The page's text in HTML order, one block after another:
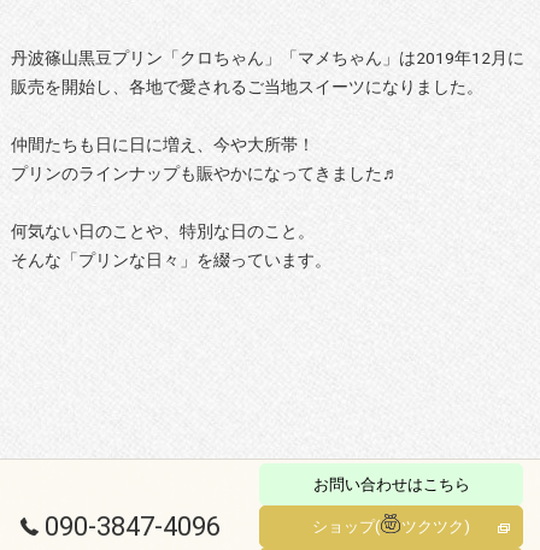
丹波篠山黒豆プリン「クロちゃん」「マメちゃん」は2019年12月に
販売を開始し、各地で愛されるご当地スイーツになりました。
仲間たちも日に日に増え、今や大所帯！
プリンのラインナップも賑やかになってきました♬
何気ない日のことや、特別な日のこと。
そんな「プリンな日々」を綴っています。
090-3847-4096
お問い合わせはこちら
ショップ( ツクツク)